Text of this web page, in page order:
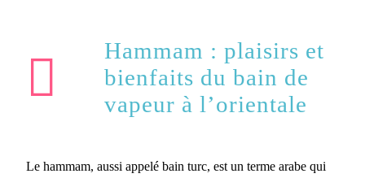
Hammam : plaisirs et
bienfaits du bain de
vapeur à l’orientale
Le hammam, aussi appelé bain turc, est un terme arabe qui